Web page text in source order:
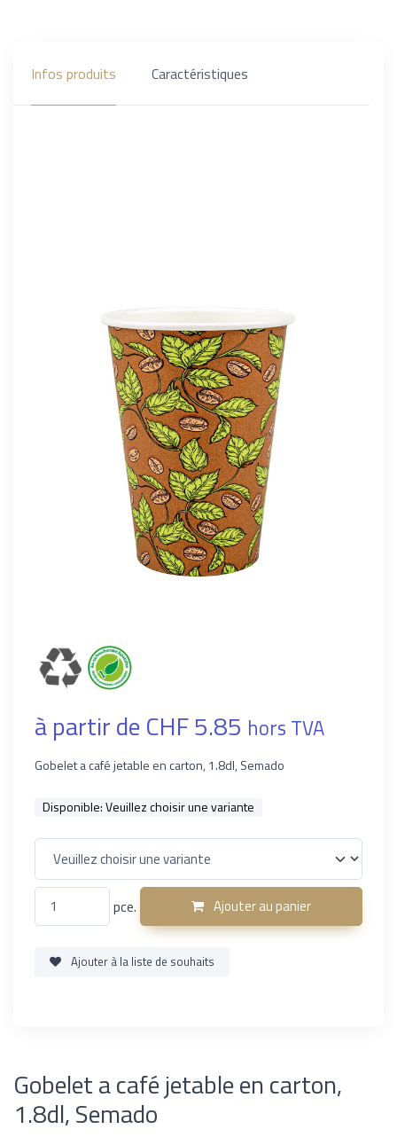
Infos produits Caractéristiques
à partir de CHF 5.85 hors TVA
Gobelet a café jetable en carton, 1.8dl, Semado
Disponible:Veuillez choisir une variante
pce. Ajouter au panier
Ajouter à la liste de souhaits
Gobelet a café jetable en carton,
1.8dl, Semado